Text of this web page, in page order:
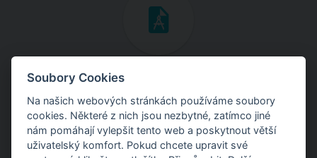
Inženýrské manuály
Stáhněte si manuály s teoretickými i praktickými ukázkami
použití programů.
Soubory Cookies
Na našich webových stránkách používáme soubory
cookies. Některé z nich jsou nezbytné, zatímco jiné
nám pomáhají vylepšit tento web a poskytnout větší
uživatelský komfort. Pokud chcete upravit své